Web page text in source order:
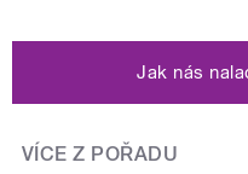
Jak nás
VÍCE Z POŘADU